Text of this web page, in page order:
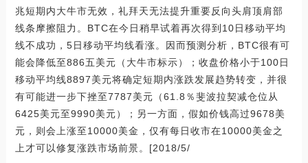
兆短期内大牛市无效，礼拜天无法提升重要反向头肩顶肩部
线条摩擦阻力。BTC在今日稍早试着再次得到10日移动平均
线不成功，5日移动平均线看涨。因而预测分析，BTC很有可
能会降低至886五美元（大牛市标示）；收盘价格小于100日
移动平均线8897美元将确定短期内涨跌发展趋势转变，并很
有可能进一步下挫至7787美元（61.8％斐波拉契减仓位从
6425美元至9990美元）；另一方面，假如价钱高过9678美
元，则会上涨至10000美金，仅有每日收市在10000美金之
上才可以修复涨跌市场前景。[2018/5/